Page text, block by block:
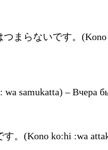
まらないです。(Kono
samukatta) – Вчера
。(Kono ko:hi :wa